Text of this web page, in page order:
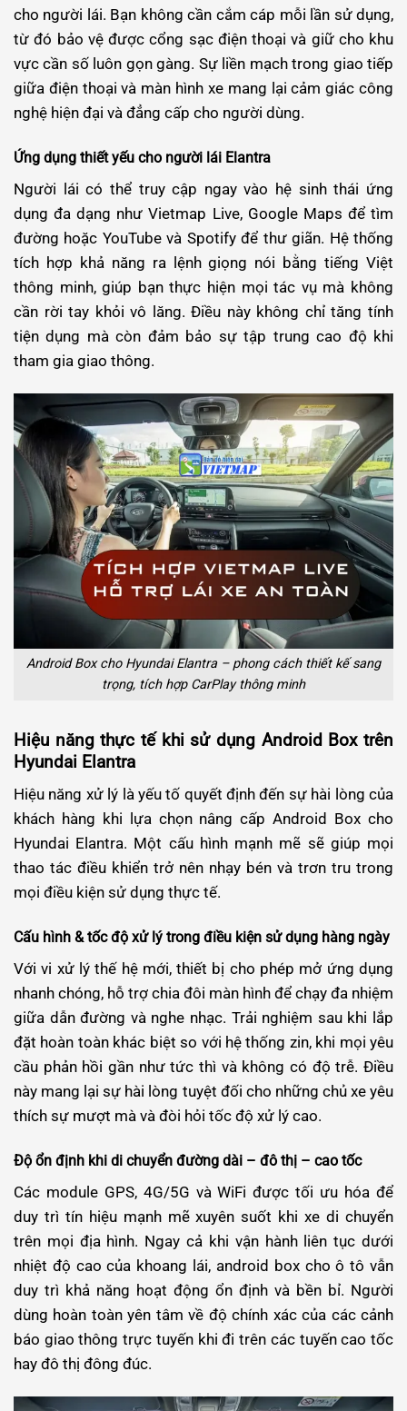
cho người lái. Bạn không cần cắm cáp mỗi lần sử dụng,
từ đó bảo vệ được cổng sạc điện thoại và giữ cho khu
vực cần số luôn gọn gàng. Sự liền mạch trong giao tiếp
giữa điện thoại và màn hình xe mang lại cảm giác công
nghệ hiện đại và đẳng cấp cho người dùng.
Ứng dụng thiết yếu cho người lái Elantra
Người lái có thể truy cập ngay vào hệ sinh thái ứng
dụng đa dạng như Vietmap Live, Google Maps để tìm
đường hoặc YouTube và Spotify để thư giãn. Hệ thống
tích hợp khả năng ra lệnh giọng nói bằng tiếng Việt
thông minh, giúp bạn thực hiện mọi tác vụ mà không
cần rời tay khỏi vô lăng. Điều này không chỉ tăng tính
tiện dụng mà còn đảm bảo sự tập trung cao độ khi
tham gia giao thông.
Android Box cho Hyundai Elantra – phong cách thiết kế sang
trọng, tích hợp CarPlay thông minh
Hiệu năng thực tế khi sử dụng Android Box trên
Hyundai Elantra
Hiệu năng xử lý là yếu tố quyết định đến sự hài lòng của
khách hàng khi lựa chọn nâng cấp Android Box cho
Hyundai Elantra. Một cấu hình mạnh mẽ sẽ giúp mọi
thao tác điều khiển trở nên nhạy bén và trơn tru trong
mọi điều kiện sử dụng thực tế.
Cấu hình & tốc độ xử lý trong điều kiện sử dụng hàng ngày
Với vi xử lý thế hệ mới, thiết bị cho phép mở ứng dụng
nhanh chóng, hỗ trợ chia đôi màn hình để chạy đa nhiệm
giữa dẫn đường và nghe nhạc. Trải nghiệm sau khi lắp
đặt hoàn toàn khác biệt so với hệ thống zin, khi mọi yêu
cầu phản hồi gần như tức thì và không có độ trễ. Điều
này mang lại sự hài lòng tuyệt đối cho những chủ xe yêu
thích sự mượt mà và đòi hỏi tốc độ xử lý cao.
Độ ổn định khi di chuyển đường dài – đô thị – cao tốc
Các module GPS, 4G/5G và WiFi được tối ưu hóa để
duy trì tín hiệu mạnh mẽ xuyên suốt khi xe di chuyển
trên mọi địa hình. Ngay cả khi vận hành liên tục dưới
nhiệt độ cao của khoang lái, android box cho ô tô vẫn
duy trì khả năng hoạt động ổn định và bền bỉ. Người
dùng hoàn toàn yên tâm về độ chính xác của các cảnh
báo giao thông trực tuyến khi đi trên các tuyến cao tốc
hay đô thị đông đúc.